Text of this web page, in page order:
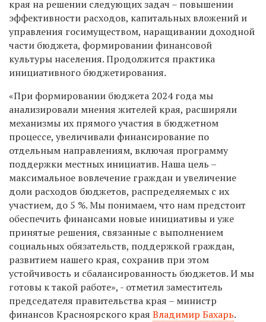
края на решении следующих задач – повышении
эффективности расходов, капитальных вложений и
управления госимуществом, наращивании доходной
части бюджета, формировании финансовой
культуры населения. Продолжится практика
инициативного бюджетирования.
«При формировании бюджета 2024 года мы
анализировали мнения жителей края, расширяли
механизмы их прямого участия в бюджетном
процессе, увеличивали финансирование по
отдельным направлениям, включая программу
поддержки местных инициатив. Наша цель –
максимальное вовлечение граждан и увеличение
доли расходов бюджетов, распределяемых с их
участием, до 5 %. Мы понимаем, что нам предстоит
обеспечить финансами новые инициативы и уже
принятые решения, связанные с выполнением
социальных обязательств, поддержкой граждан,
развитием нашего края, сохранив при этом
устойчивость и сбалансированность бюджетов. И мы
готовы к такой работе», - отметил заместитель
председателя правительства края – министр
финансов Красноярского края Владимир Бахарь.